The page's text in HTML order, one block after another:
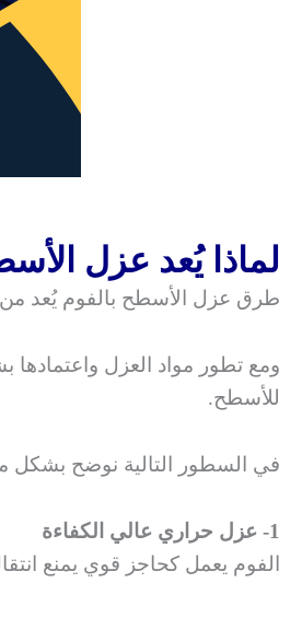
لماذا يُعد عزل
طرق عزل الأسطح بالفوم يُعد من
للأسطح.
في السطور التالية نوضح بشكل
1- عزل حراري عالي الكفاءة
الفوم يعمل كحاجز قوي يمنع